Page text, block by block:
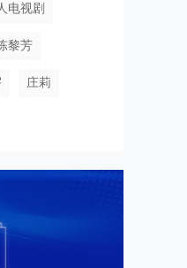
电视剧
黎芳
庄莉